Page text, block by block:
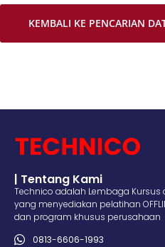
KEMBALI KE PENCARIAN
| Tentang Kami
Technico adalah Lembaga Kursus
yang menyediakan pelatihan
dan program khusus perusahaan
0813-6606-1993